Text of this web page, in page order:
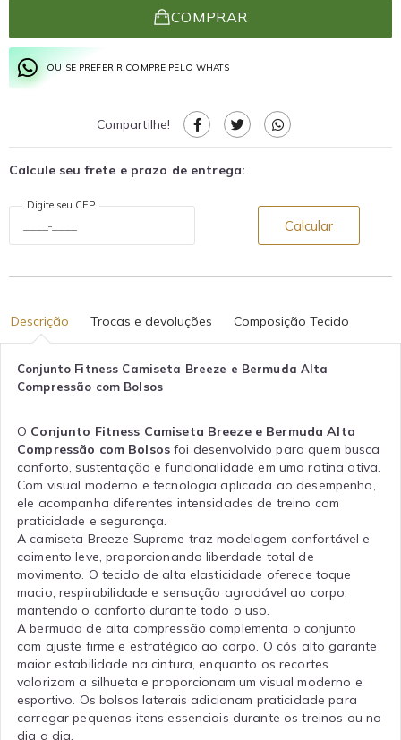
COMPRAR
OU SE PREFERIR COMPRE PELO WHATS
Compartilhe!
Calcule seu frete e prazo de entrega:
Digite seu CEP
Calcular
Descrição Trocas e devoluções Composição Tecido
Conjunto Fitness Camiseta Breeze e Bermuda Alta
Compressão com Bolsos
O Conjunto Fitness Camiseta Breeze e Bermuda Alta
Compressão com Bolsosfoi desenvolvido para quem busca
conforto, sustentação e funcionalidade em uma rotina ativa.
Com visual moderno e tecnologia aplicada ao desempenho,
ele acompanha diferentes intensidades de treino com
praticidade e segurança.
A camiseta Breeze Supreme traz modelagem confortável e
caimento leve, proporcionando liberdade total de
movimento. O tecido de alta elasticidade oferece toque
macio, respirabilidade e sensação agradável ao corpo,
mantendo o conforto durante todo o uso.
A bermuda de alta compressão complementa o conjunto
com ajuste firme e estratégico ao corpo. O cós alto garante
maior estabilidade na cintura, enquanto os recortes
valorizam a silhueta e proporcionam um visual moderno e
esportivo. Os bolsos laterais adicionam praticidade para
carregar pequenos itens essenciais durante os treinos ou no
dia a dia.